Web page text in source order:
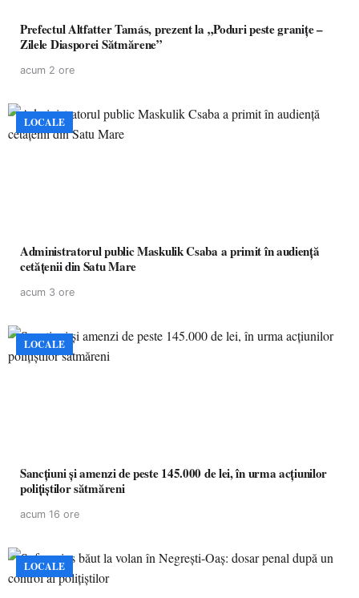
Prefectul Altfatter Tamás, prezent la „Poduri peste granițe –
Zilele Diasporei Sătmărene”
acum 2 ore
LOCALE
Administratorul public Maskulik Csaba a primit în audiență
cetățenii din Satu Mare
acum 3 ore
LOCALE
Sancțiuni și amenzi de peste 145.000 de lei, în urma acțiunilor
polițiștilor sătmăreni
acum 16 ore
LOCALE